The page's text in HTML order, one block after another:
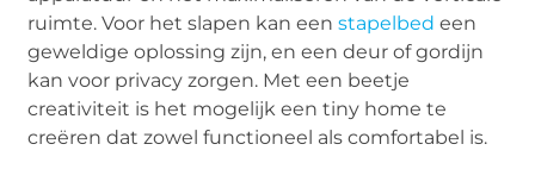
ruimte. Voor het slapen kan eenstapelbed een
geweldige oplossing zijn, en een deur of gordijn
kan voor privacy zorgen. Met een beetje
creativiteit is het mogelijk een tiny home te
creëren dat zowel functioneel als comfortabel is.